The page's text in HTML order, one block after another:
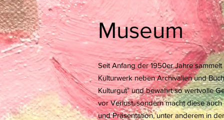
Museum
Seit Anfang der 1950er Jahre
Kulturwerk neben Archivalien und
Kulturgut" und bewahrt so wertvolle
vor Verlust, sondern macht diese
und Präsentation, unter anderem in